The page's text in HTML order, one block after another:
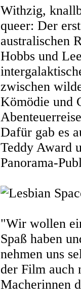
Withzig,
queer: Der
australischen
Hobbs und
zwischen
Kömödie und
Dafür gab es
Teddy Award
Panorama-
"Wir wollen
Spaß haben
nehmen uns
der Film auch
Macherinnen